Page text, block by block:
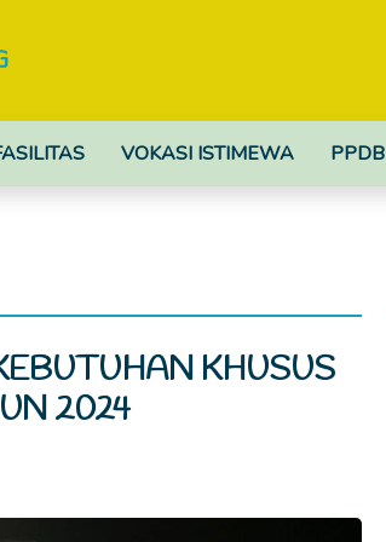
VOKASI ISTIMEWA PPDB
KHUSUS
2024